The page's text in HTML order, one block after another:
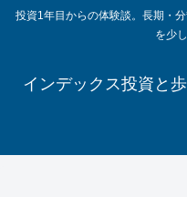
投資1年目からの体験談。長期・
を少
インデックス投資と